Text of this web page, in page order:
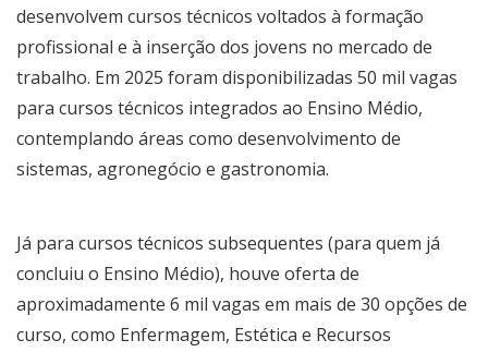
desenvolvem cursos técnicos voltados à formação
profissional e à inserção dos jovens no mercado de
trabalho. Em 2025 foram disponibilizadas 50 mil vagas
para cursos técnicos integrados ao Ensino Médio,
contemplando áreas como desenvolvimento de
sistemas, agronegócio e gastronomia.
Já para cursos técnicos subsequentes (para quem já
concluiu o Ensino Médio), houve oferta de
aproximadamente 6 mil vagas em mais de 30 opções de
curso, como Enfermagem, Estética e Recursos